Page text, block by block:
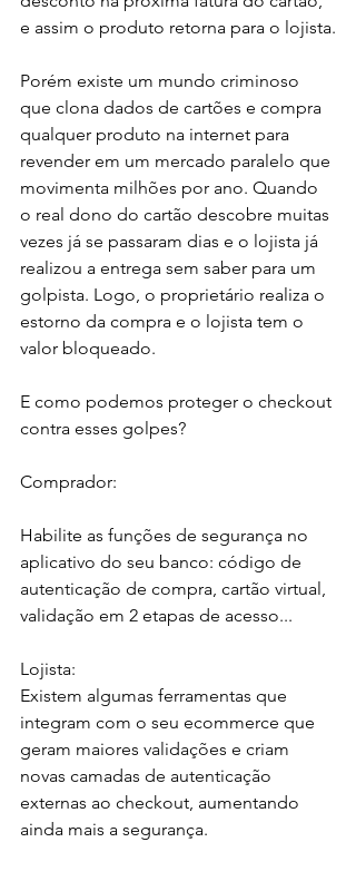
e assim o produto retorna para o lojista.
Porém existe um mundo criminoso
que clona dados de cartões e compra
qualquer produto na internet para
revender em um mercado paralelo que
movimenta milhões por ano. Quando
o real dono do cartão descobre muitas
vezes já se passaram dias e o lojista já
realizou a entrega sem saber para um
golpista. Logo, o proprietário realiza o
estorno da compra e o lojista tem o
valor bloqueado.
E como podemos proteger o checkout
contra esses golpes?
Comprador:
Habilite as funções de segurança no
aplicativo do seu banco: código de
autenticação de compra, cartão virtual,
validação em 2 etapas de acesso...
Lojista:
Existem algumas ferramentas que
integram com o seu ecommerce que
geram maiores validações e criam
novas camadas de autenticação
externas ao checkout, aumentando
ainda mais a segurança.